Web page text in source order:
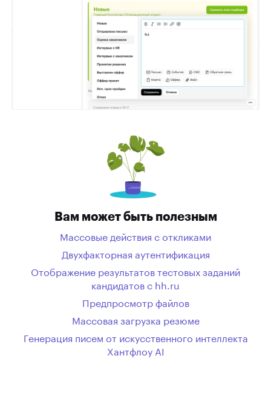
Вам может быть полезным
Массовые действия с откликами
Двухфакторная аутентификация
Отображение результатов тестовых заданий
кандидатов с hh.ru
Предпросмотр файлов
Массовая загрузка резюме
Генерация писем от искусственного интеллекта
Хантфлоу AI